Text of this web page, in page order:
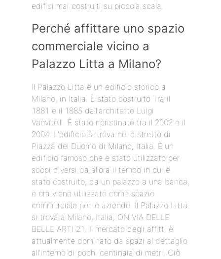
edifici mai costruiti su piccola scala.
Perché affittare uno spazio
commerciale vicino a
Palazzo Litta a Milano?
Il Palazzo Litta è un edificio storico a
Milano, in Italia. È stato costruito Tra il
1881 e il 1885 dall'architetto Luigi
Vanvitelli. È stato ripristinato tra il 2002 e il
2004. L'edificio si trova nel distretto di
Piazza del Duomo di Milano, Italia. È un
edificio famoso che è stato utilizzato per
scopi diversi da allora il tempo in cui è
stato costruito, da un palazzo a una banca,
e ora viene utilizzato come spazio
commerciale per le aziende. Il Palazzo Litta
si trova a Milano, Italia, ON VIA DELLE
BELLE ARTI 21. Il mercato degli affitti è
attualmente dominato da spazi al dettaglio
all'interno di pochi centinaia di metri. Ciò